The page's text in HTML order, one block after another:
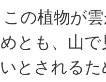
の植物が
とも、山
とされる